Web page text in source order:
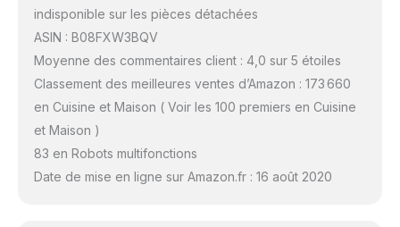
indisponible sur les pièces détachées
ASIN : B08FXW3BQV
Moyenne des commentaires client : 4,0 sur 5 étoiles
Classement des meilleures ventes d’Amazon : 173 660
en Cuisine et Maison ( Voir les 100 premiers en Cuisine
et Maison )
83 en Robots multifonctions
Date de mise en ligne sur Amazon.fr : 16 août 2020